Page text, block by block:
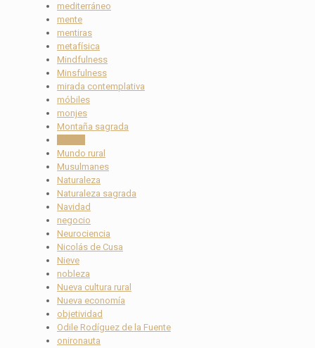
mediterráneo
mente
mentiras
metafísica
Mindfulness
Minsfulness
mirada contemplativa
móbiles
monjes
Montaña sagrada
Mundo rural
Musulmanes
Naturaleza
Naturaleza sagrada
Navidad
negocio
Neurociencia
Nicolás de Cusa
Nieve
nobleza
Nueva cultura rural
Nueva economía
objetividad
Odile Rodíguez de la Fuente
onironauta